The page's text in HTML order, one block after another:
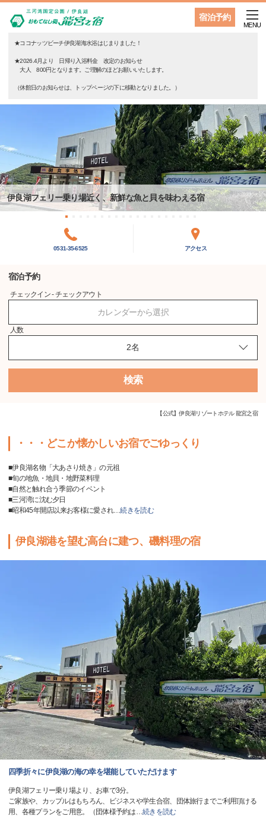
宿泊予約
MENU
★ココナッツビーチ伊良湖海水浴はじまりました！
★2026.4月より 日帰り入浴料金 改定のお知らせ
大人 800円となります。ご理解のほどお願いいたします。
（休館日のお知らせは、トップページの下に移動となりました。）
伊良湖フェリー乗り場近く、新鮮な魚と貝を味わえる宿
0531-35-6525 アクセス
宿泊予約
チェックイン - チェックアウト
カレンダーから選択
人数
検索
【公式】伊良湖リゾートホテル 龍宮之宿
・・・どこか懐かしいお宿でごゆっくり
■伊良湖名物「大あさり焼き」の元祖
■旬の地魚・地貝・地野菜料理
■自然と触れ合う季節のイベント
■三河湾に沈む夕日
■昭和45年開店以来お客様に愛され…続きを読む
伊良湖港を望む高台に建つ、磯料理の宿
四季折々に伊良湖の海の幸を堪能していただけます
伊良湖フェリー乗り場より、お車で3分。
ご家族や、カップルはもちろん、ビジネスや学生合宿、団体旅行までご利用頂ける
用、各種プランをご用意。（団体様予約は…続きを読む